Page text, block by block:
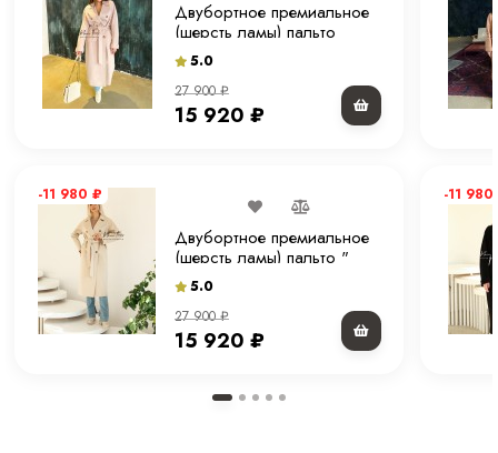
Двубортное премиальное
(шерсть ламы) пальто
"экрю" 120 см.
5.0
27 900₽
15 920 ₽
-11 980 ₽
Двубортное премиальное
(шерсть ламы) пальто "
молочное" 120 см.
5.0
27 900₽
15 920 ₽
-11 980